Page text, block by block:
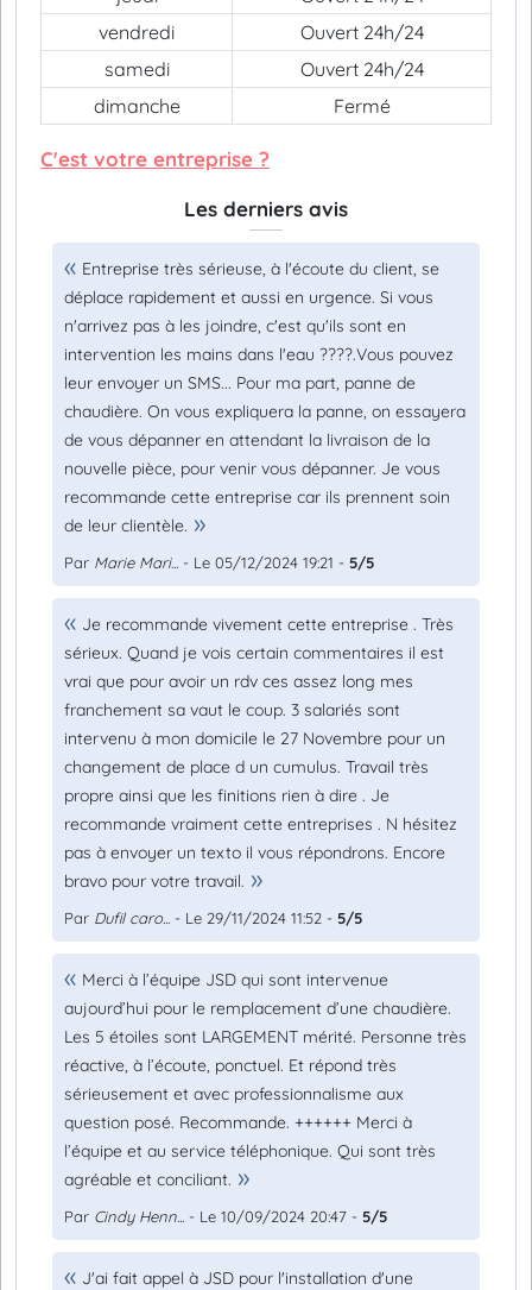
vendredi
Ouvert 24h/24
samedi
Ouvert 24h/24
dimanche
Fermé
C'est votre entreprise ?
Les derniers avis
Entreprise très sérieuse, à l'écoute du client, se
déplace rapidement et aussi en urgence. Si vous
n'arrivez pas à les joindre, c'est qu'ils sont en
intervention les mains dans l'eau ????.Vous pouvez
leur envoyer un SMS... Pour ma part, panne de
chaudière. On vous expliquera la panne, on essayera
de vous dépanner en attendant la livraison de la
nouvelle pièce, pour venir vous dépanner. Je vous
recommande cette entreprise car ils prennent soin
de leur clientèle.
Par Marie Mari... - Le 05/12/2024 19:21 - 5/5
Je recommande vivement cette entreprise . Très
sérieux. Quand je vois certain commentaires il est
vrai que pour avoir un rdv ces assez long mes
franchement sa vaut le coup. 3 salariés sont
intervenu à mon domicile le 27 Novembre pour un
changement de place d un cumulus. Travail très
propre ainsi que les finitions rien à dire . Je
recommande vraiment cette entreprises . N hésitez
pas à envoyer un texto il vous répondrons. Encore
bravo pour votre travail.
Par Dufil caro... - Le 29/11/2024 11:52 - 5/5
Merci à l’équipe JSD qui sont intervenue
aujourd’hui pour le remplacement d’une chaudière.
Les 5 étoiles sont LARGEMENT mérité. Personne très
réactive, à l’écoute, ponctuel. Et répond très
sérieusement et avec professionnalisme aux
question posé. Recommande. ++++++ Merci à
l’équipe et au service téléphonique. Qui sont très
agréable et conciliant.
Par Cindy Henn... - Le 10/09/2024 20:47 - 5/5
J'ai fait appel à JSD pour l'installation d'une